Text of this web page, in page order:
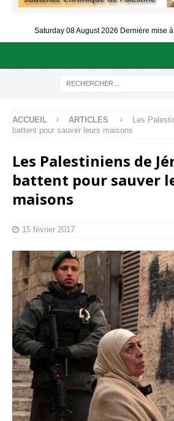
Saturday 08 August 2026 Dernière mise
ACCUEIL ARTICLES
Les
battent pour sauver leurs maisons
Les Palestiniens de
battent pour sauver
maisons
15 février 2017